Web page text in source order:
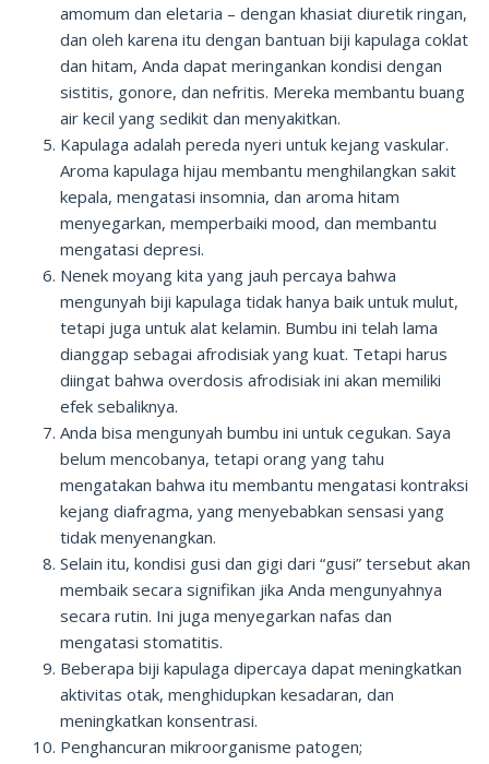
amomum dan eletaria – dengan khasiat diuretik ringan,
dan oleh karena itu dengan bantuan biji kapulaga coklat
dan hitam, Anda dapat meringankan kondisi dengan
sistitis, gonore, dan nefritis. Mereka membantu buang
air kecil yang sedikit dan menyakitkan.
Kapulaga adalah pereda nyeri untuk kejang vaskular.
Aroma kapulaga hijau membantu menghilangkan sakit
kepala, mengatasi insomnia, dan aroma hitam
menyegarkan, memperbaiki mood, dan membantu
mengatasi depresi.
Nenek moyang kita yang jauh percaya bahwa
mengunyah biji kapulaga tidak hanya baik untuk mulut,
tetapi juga untuk alat kelamin. Bumbu ini telah lama
dianggap sebagai afrodisiak yang kuat. Tetapi harus
diingat bahwa overdosis afrodisiak ini akan memiliki
efek sebaliknya.
Anda bisa mengunyah bumbu ini untuk cegukan. Saya
belum mencobanya, tetapi orang yang tahu
mengatakan bahwa itu membantu mengatasi kontraksi
kejang diafragma, yang menyebabkan sensasi yang
tidak menyenangkan.
Selain itu, kondisi gusi dan gigi dari “gusi” tersebut akan
membaik secara signifikan jika Anda mengunyahnya
secara rutin. Ini juga menyegarkan nafas dan
mengatasi stomatitis.
Beberapa biji kapulaga dipercaya dapat meningkatkan
aktivitas otak, menghidupkan kesadaran, dan
meningkatkan konsentrasi.
Penghancuran mikroorganisme patogen;